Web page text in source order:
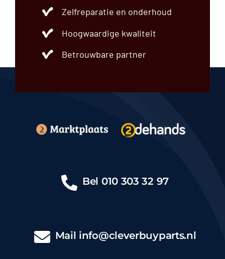
Zelfreparatie en onderhoud
Hoogwaardige kwaliteit
Betrouwbare partner
Bel 010 303 32 97
Mail info@cleverbuyparts.nl